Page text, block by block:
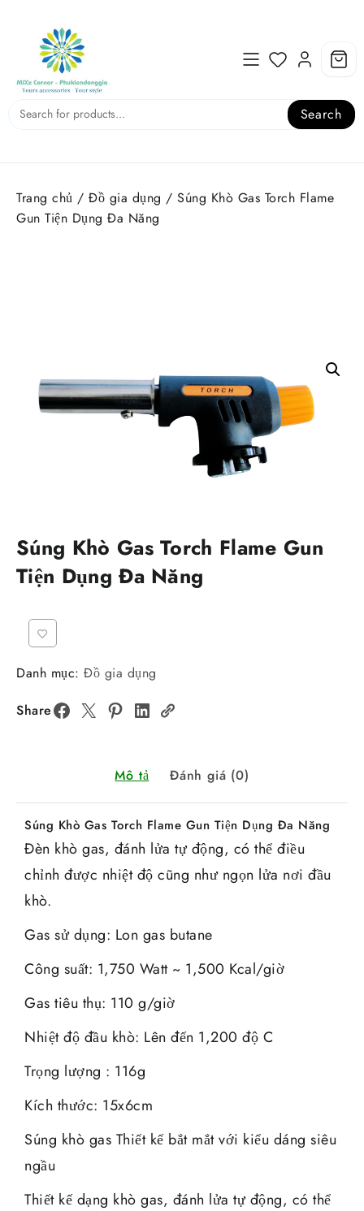
content
Search
Trang chủ / Đồ gia dụng / Súng Khò Gas Torch Flame
Gun Tiện Dụng Đa Năng
Súng Khò Gas Torch Flame Gun
Tiện Dụng Đa Năng
Danh mục: Đồ gia dụng
Share
Mô tả Đánh giá (0)
Súng Khò Gas Torch Flame Gun Tiện Dụng Đa Năng
Đèn khò gas, đánh lửa tự động, có thể điều
chỉnh được nhiệt độ cũng như ngọn lửa nơi đầu
khò.
Gas sử dụng: Lon gas butane
Công suất: 1,750 Watt ~ 1,500 Kcal/giờ
Gas tiêu thụ: 110 g/giờ
Nhiệt độ đầu khò: Lên đến 1,200 độ C
Trọng lượng : 116g
Kích thước: 15x6cm
Súng khò gas Thiết kế bắt mắt với kiểu dáng siêu
ngầu
Thiết kế dạng khò gas, đánh lửa tự động, có thể